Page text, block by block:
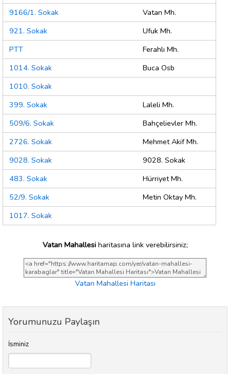
9166/1. Sokak
Vatan Mh.
921. Sokak
Ufuk Mh.
PTT
Ferahlı Mh.
1014. Sokak
Buca Osb
1010. Sokak
399. Sokak
Laleli Mh.
509/6. Sokak
Bahçelievler Mh.
2726. Sokak
Mehmet Akif Mh.
9028. Sokak
9028. Sokak
483. Sokak
Hürriyet Mh.
52/9. Sokak
Metin Oktay Mh.
1017. Sokak
Vatan Mahallesiharitasına link verebilirsiniz;
Vatan Mahallesi Haritası
Yorumunuzu Paylaşın
İsminiz